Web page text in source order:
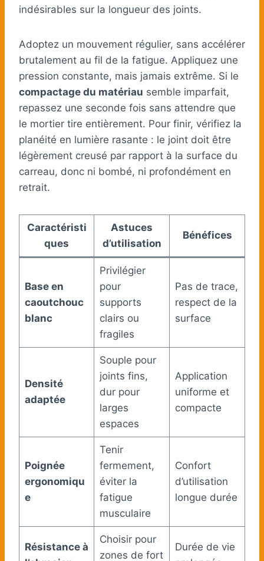
indésirables sur la longueur des joints.
Adoptez un mouvement régulier, sans accélérer
brutalement au fil de la fatigue. Appliquez une
pression constante, mais jamais extrême. Si le
compactage du matériau semble imparfait,
repassez une seconde fois sans attendre que
le mortier tire entièrement. Pour finir, vérifiez la
planéité en lumière rasante : le joint doit être
légèrement creusé par rapport à la surface du
carreau, donc ni bombé, ni profondément en
retrait.
Caractéristi
ques
Astuces
d’utilisation
Bénéfices
Base en
caoutchouc
blanc
Privilégier
pour
supports
clairs ou
fragiles
Pas de trace,
respect de la
surface
Densité
adaptée
Souple pour
joints fins,
dur pour
larges
espaces
Application
uniforme et
compacte
Poignée
ergonomiqu
e
Tenir
fermement,
éviter la
fatigue
musculaire
Confort
d’utilisation
longue durée
Résistance à
Choisir pour
zones de fort
Durée de vie